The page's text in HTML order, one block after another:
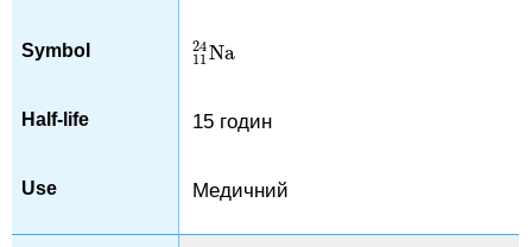
Na
11
24
Na11
15 годин
Медичний